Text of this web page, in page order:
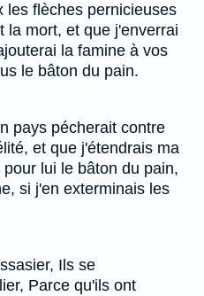
les flèches pernicieuses
la mort, et que j'enverrai
la famine à vos
le bâton du pain.
pays pécherait contre
et que j'étendrais ma
lui le bâton du pain,
si j'en exterminais les
Ils se
Parce qu'ils ont